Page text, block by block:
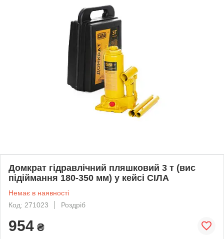
Домкрат гідравлічний пляшковий 3 т (вис
підіймання 180-350 мм) у кейсі СІЛА
Немає в наявності
Код: 271023
Роздріб
954 ₴